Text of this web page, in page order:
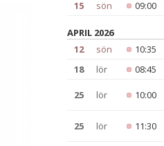
15
sön 09:00
APRIL 2026
12
sön 10:35
18
lör 08:45
25 lör 10:00
25 lör 11:30